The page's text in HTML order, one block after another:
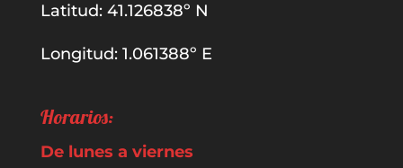
Latitud: 41.126838º N
Longitud: 1.061388º E
Horarios:
De lunes a viernes